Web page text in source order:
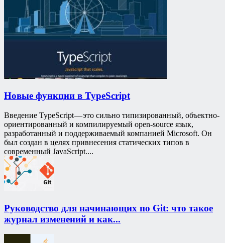
Новые функции в TypeScript
Введение TypeScript — это сильно типизированный, объектно-
ориентированный и компилируемый open-source язык,
разработанный и поддерживаемый компанией Microsoft. Он
был создан в целях привнесения статических типов в
современный JavaScript....
Руководство для начинающих по Git: что такое
журнал изменений и как...